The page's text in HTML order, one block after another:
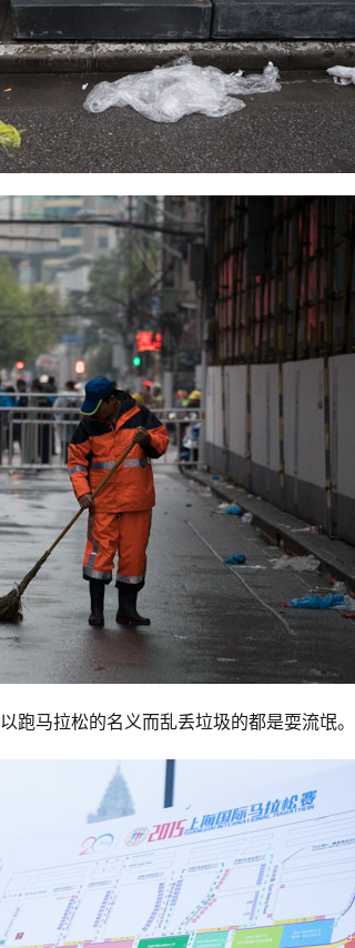
跑马拉松的名义而乱丢垃圾的都是耍流氓。